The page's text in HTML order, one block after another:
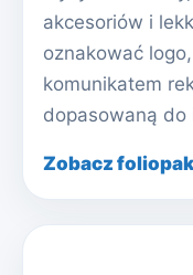
akcesoriów i
oznakować
komunikatem
dopasowaną
Zobacz